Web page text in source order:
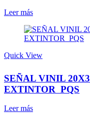
Leer más
Quick View
SEÑAL VINIL
EXTINTOR PQS
Leer más